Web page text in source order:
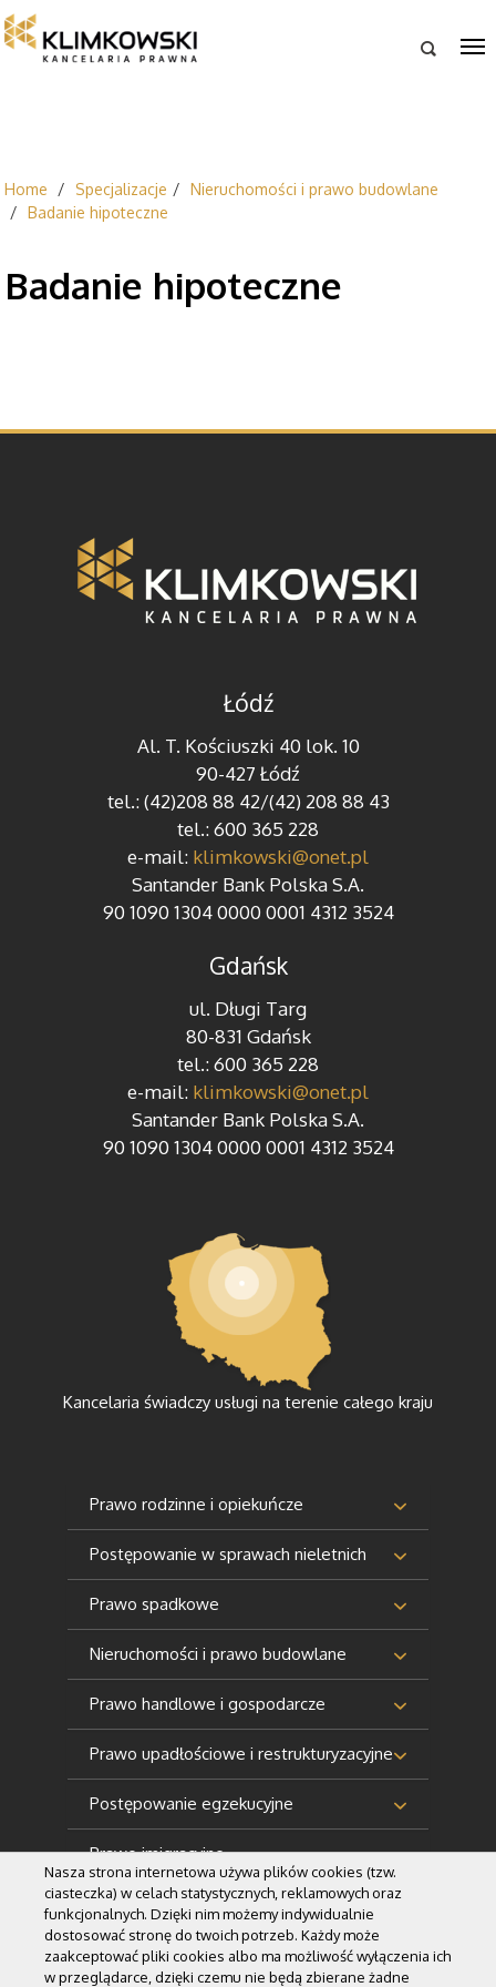

Home Specjalizacje
Nieruchomości i prawo budowlane
Badanie hipoteczne
Badanie hipoteczne
Łódź
Al. T. Kościuszki 40 lok. 10
90-427 Łódź
tel.: (42)208 88 42/(42) 208 88 43
tel.: 600 365 228
e-mail: klimkowski@onet.pl
Santander Bank Polska S.A.
90 1090 1304 0000 0001 4312 3524
Gdańsk
ul. Długi Targ
80-831 Gdańsk
tel.: 600 365 228
e-mail: klimkowski@onet.pl
Santander Bank Polska S.A.
90 1090 1304 0000 0001 4312 3524
Kancelaria świadczy usługi na terenie całego kraju
Prawo rodzinne i opiekuńcze
Postępowanie w sprawach nieletnich
Prawo spadkowe
Nieruchomości i prawo budowlane
Prawo handlowe i gospodarcze
Prawo upadłościowe i restrukturyzacyjne
Postępowanie egzekucyjne
Prawo imigracyjne
Nasza strona internetowa używa plików cookies (tzw.
ciasteczka) w celach statystycznych, reklamowych oraz
funkcjonalnych. Dzięki nim możemy indywidualnie
dostosować stronę do twoich potrzeb. Każdy może
zaakceptować pliki cookies albo ma możliwość wyłączenia ich
w przeglądarce, dzięki czemu nie będą zbierane żadne